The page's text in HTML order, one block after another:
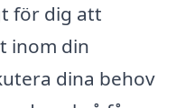
för dig att
inom din
dina behov